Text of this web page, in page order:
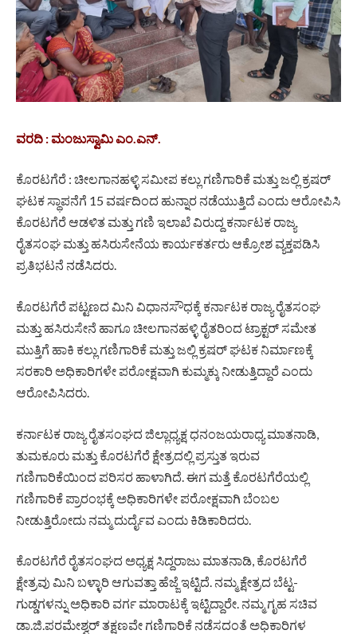
ವರದಿ : ಮಂಜುಸ್ವಾಮಿ ಎಂ.ಎನ್.
ಕೊರಟಗೆರೆ : ಚೀಲಗಾನಹಳ್ಳಿ ಸಮೀಪ ಕಲ್ಲು ಗಣಿಗಾರಿಕೆ ಮತ್ತು ಜಲ್ಲಿ ಕ್ರಷರ್
ಘಟಕ ಸ್ಥಾಪನೆಗೆ 15 ವರ್ಷದಿಂದ ಹುನ್ನಾರ ನಡೆಯುತ್ತಿದೆ ಎಂದು ಆರೋಪಿಸಿ
ಕೊರಟಗೆರೆ ಆಡಳಿತ ಮತ್ತು ಗಣಿ ಇಲಾಖೆ ವಿರುದ್ದ ಕರ್ನಾಟಕ ರಾಜ್ಯ
ರೈತಸಂಘ ಮತ್ತು ಹಸಿರುಸೇನೆಯ ಕಾರ್ಯಕರ್ತರು ಆಕ್ರೋಶ ವ್ಯಕ್ತಪಡಿಸಿ
ಪ್ರತಿಭಟನೆ ನಡೆಸಿದರು.
ಕೊರಟಗೆರೆ ಪಟ್ಟಣದ ಮಿನಿ ವಿಧಾನಸೌಧಕ್ಕೆ ಕರ್ನಾಟಕ ರಾಜ್ಯ ರೈತಸಂಘ
ಮತ್ತು ಹಸಿರುಸೇನೆ ಹಾಗೂ ಚೀಲಗಾನಹಳ್ಳಿ ರೈತರಿಂದ ಟ್ರಾಕ್ಟರ್ ಸಮೇತ
ಮುತ್ತಿಗೆ ಹಾಕಿ ಕಲ್ಲು ಗಣಿಗಾರಿಕೆ ಮತ್ತು ಜಲ್ಲಿ ಕ್ರಷರ್ ಘಟಕ ನಿರ್ಮಾಣಕ್ಕೆ
ಸರಕಾರಿ ಅಧಿಕಾರಿಗಳೇ ಪರೋಕ್ಷವಾಗಿ ಕುಮ್ಮಕ್ಕು ನೀಡುತ್ತಿದ್ದಾರೆ ಎಂದು
ಆರೋಪಿಸಿದರು.
ಕರ್ನಾಟಕ ರಾಜ್ಯ ರೈತಸಂಘದ ಜಿಲ್ಲಾಧ್ಯಕ್ಷ ಧನಂಜಯರಾಧ್ಯ ಮಾತನಾಡಿ,
ತುಮಕೂರು ಮತ್ತು ಕೊರಟಗೆರೆ ಕ್ಷೇತ್ರದಲ್ಲಿ ಪ್ರಸ್ತುತ ಇರುವ
ಗಣಿಗಾರಿಕೆಯಿಂದ ಪರಿಸರ ಹಾಳಾಗಿದೆ. ಈಗ ಮತ್ತೆ ಕೊರಟಗೆರೆಯಲ್ಲಿ
ಗಣಿಗಾರಿಕೆ ಪ್ರಾರಂಭಕ್ಕೆ ಅಧಿಕಾರಿಗಳೇ ಪರೋಕ್ಷವಾಗಿ ಬೆಂಬಲ
ನೀಡುತ್ತಿರೋದು ನಮ್ಮ ದುರ್ದೈವ ಎಂದು ಕಿಡಿಕಾರಿದರು.
ಕೊರಟಗೆರೆ ರೈತಸಂಘದ ಅಧ್ಯಕ್ಷ ಸಿದ್ದರಾಜು ಮಾತನಾಡಿ, ಕೊರಟಗೆರೆ
ಕ್ಷೇತ್ರವು ಮಿನಿ ಬಳ್ಳಾರಿ ಆಗುವತ್ತಾ ಹೆಜ್ಜೆ ಇಟ್ಟಿದೆ. ನಮ್ಮ ಕ್ಷೇತ್ರದ ಬೆಟ್ಟ-
ಗುಡ್ಡಗಳನ್ನು ಅಧಿಕಾರಿ ವರ್ಗ ಮಾರಾಟಕ್ಕೆ ಇಟ್ಟಿದ್ದಾರೇ. ನಮ್ಮ ಗೃಹ ಸಚಿವ
ಡಾ.ಜಿ.ಪರಮೇಶ್ವರ್ ತಕ್ಷಣವೇ ಗಣಿಗಾರಿಕೆ ನಡೆಸದಂತೆ ಅಧಿಕಾರಿಗಳ